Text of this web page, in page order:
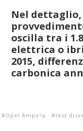
Nel
oscilla tra i
elettrica o
2015,
carbonica
Opel Ampera test